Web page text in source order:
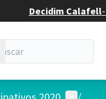
Decidim Calafell-
Menú de